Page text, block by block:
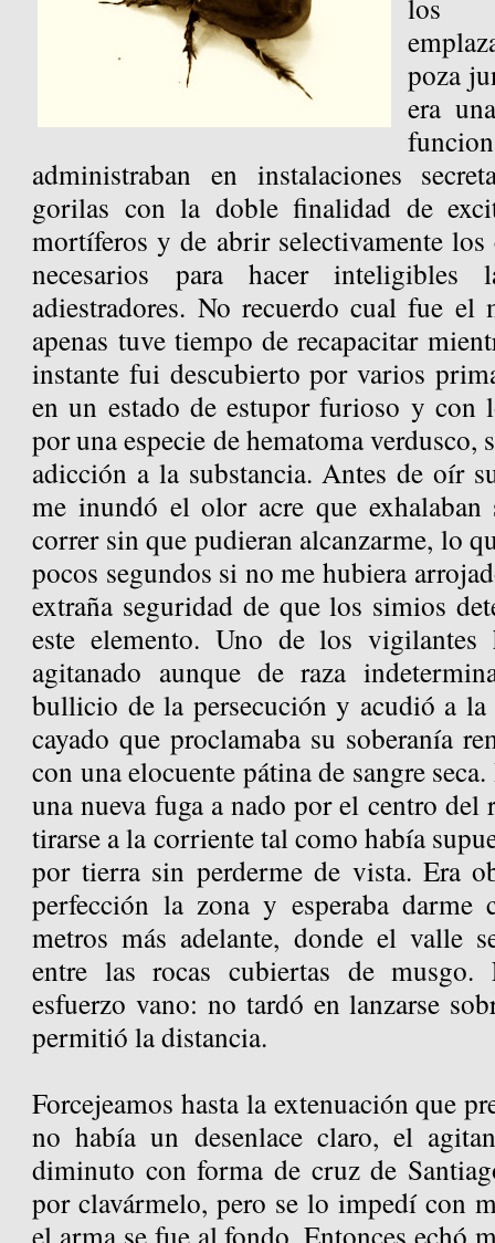
los
poza
era
administraban en instalaciones
gorilas con la doble finalidad de
mortíferos y de abrir selectivamente los
necesarios para hacer inteligibles
adiestradores. No recuerdo cual fue
apenas tuve tiempo de recapacitar
instante fui descubierto por varios
en un estado de estupor furioso y con
por una especie de hematoma
adicción a la substancia. Antes de oír
me inundó el olor acre que exhalaban
correr sin que pudieran alcanzarme, lo
pocos segundos si no me hubiera
extraña seguridad de que los simios
este elemento. Uno de los vigilantes
agitanado aunque de raza
bullicio de la persecución y acudió a
cayado que proclamaba su soberanía
con una elocuente pátina de sangre
una nueva fuga a nado por el centro
tirarse a la corriente tal como había
por tierra sin perderme de vista. Era
perfección la zona y esperaba darme
metros más adelante, donde el valle
entre las rocas cubiertas de musgo.
esfuerzo vano: no tardó en lanzarse
permitió la distancia.
Forcejeamos hasta la extenuación que
no había un desenlace claro, el
diminuto con forma de cruz de
por clavármelo, pero se lo impedí con